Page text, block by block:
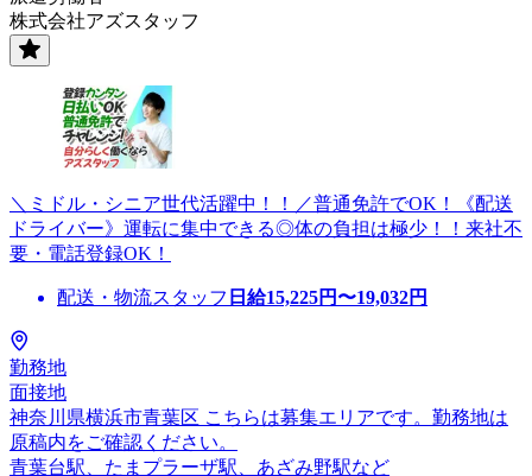
株式会社アズスタッフ
＼ミドル・シニア世代活躍中！！／普通免許でOK！《配送
ドライバー》運転に集中できる◎体の負担は極少！！来社不
要・電話登録OK！
配送・物流スタッフ 日給15,225円〜19,032円
勤務地
面接地
神奈川県横浜市青葉区 こちらは募集エリアです。勤務地は
原稿内をご確認ください。
青葉台駅、たまプラーザ駅、あざみ野駅など